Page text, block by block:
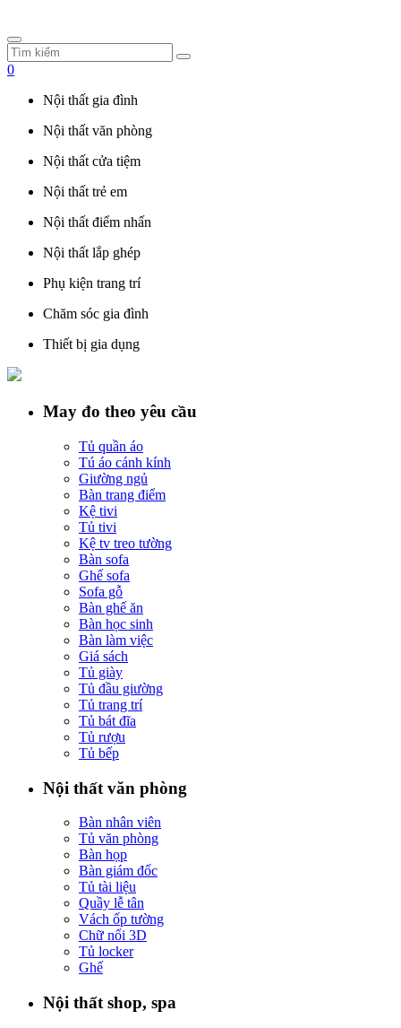
0
Nội thất gia đình
Nội thất văn phòng
Nội thất cửa tiệm
Nội thất trẻ em
Nội thất điểm nhấn
Nội thất lắp ghép
Phụ kiện trang trí
Chăm sóc gia đình
Thiết bị gia dụng
May đo theo yêu cầu
Tủ quần áo
Tú áo cánh kính
Giường ngủ
Bàn trang điểm
Kệ tivi
Tủ tivi
Kệ tv treo tường
Bàn sofa
Ghế sofa
Sofa gỗ
Bàn ghế ăn
Bàn học sinh
Bàn làm việc
Giá sách
Tủ giày
Tủ đầu giường
Tủ trang trí
Tủ bát đĩa
Tủ rượu
Tủ bếp
Nội thất văn phòng
Bàn nhân viên
Tủ văn phòng
Bàn họp
Bàn giám đốc
Tủ tài liệu
Quầy lễ tân
Vách ốp tường
Chữ nổi 3D
Tủ locker
Ghế
Nội thất shop, spa